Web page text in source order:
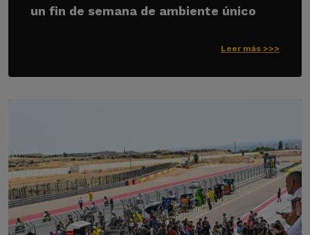
un fin de semana de ambiente único
Leer más >>>